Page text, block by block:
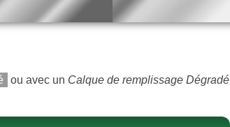
ou avec un Calque de remplissage Dégradé